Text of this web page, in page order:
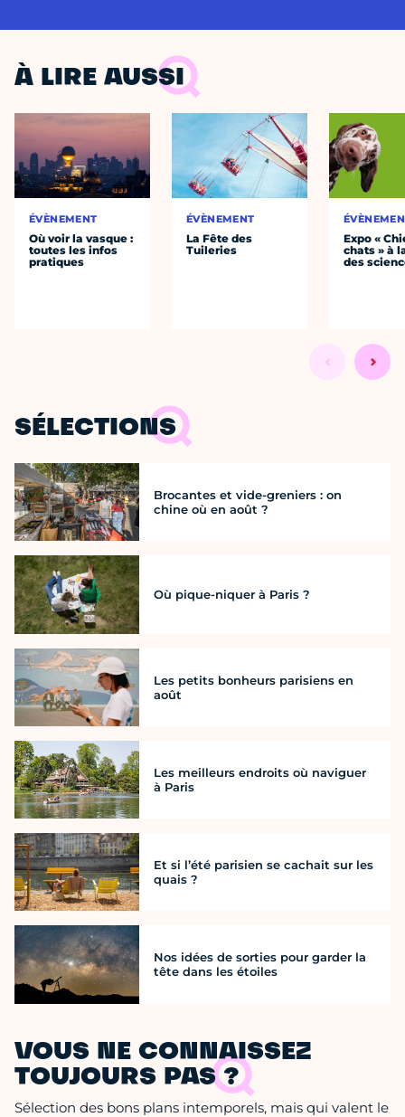
À LIRE AUSSI
ÉVÈNEMENT
Où voir la vasque :
toutes les infos
pratiques
ÉVÈNEMENT
La Fête des
Tuileries
Expo «
chats » à
des
SÉLECTIONS
Brocantes et vide-greniers : on
chine où en août ?
Où pique-niquer à Paris ?
Les petits bonheurs parisiens en
août
Les meilleurs endroits où naviguer
à Paris
Et si l’été parisien se cachait sur les
quais ?
Nos idées de sorties pour garder la
tête dans les étoiles
VOUS NE CONNAISSEZ
TOUJOURS PAS ?
Sélection des bons plans intemporels, mais qui valent le